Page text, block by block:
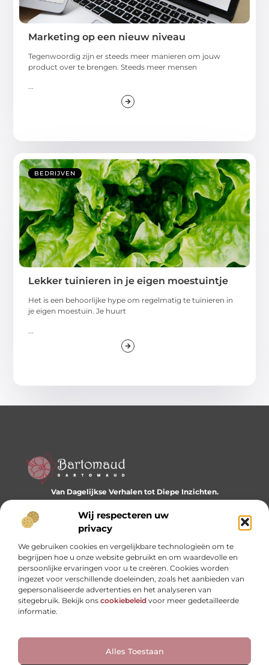
Wij respecteren uw
privacy
We gebruiken cookies en vergelijkbare technologieën om te
begrijpen hoe u onze website gebruikt en om waardevolle en
persoonlijke ervaringen voor u te creëren. Cookies worden
ingezet voor verschillende doeleinden, zoals het aanbieden van
gepersonaliseerde advertenties en het analyseren van
sitegebruik. Bekijk ons cookiebeleid voor meer gedetailleerde
informatie.
Alles Toestaan
Marketing op een nieuw niveau
Tegenwoordig zijn er steeds meer manieren om jouw
product over te brengen. Steeds meer mensen
...
BEDRIJVEN
Lekker tuinieren in je eigen moestuintje
Het is een behoorlijke hype om regelmatig te tuinieren in
je eigen moestuin. Je huurt
Van Dagelijkse Verhalen tot Diepe Inzichten.
Ontdek een wereld vol diverse blogs en artikelen die je
dagelijks inspireren en nieuwe perspectieven bieden.
Onze informatie
Cookiebeleid (EU)